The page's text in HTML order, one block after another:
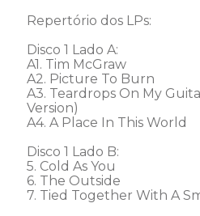
Repertório dos LPs:
Disco 1 Lado A:
A1. Tim McGraw
A2. Picture To Burn
A3. Teardrops On My
Version)
A4. A Place In This World
Disco 1 Lado B:
5. Cold As You
6. The Outside
7. Tied Together With A